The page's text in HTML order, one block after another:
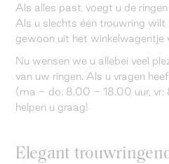
Als alles past, voegt u de
Als u slechts één trouwring wilt
gewoon uit het winkelwagentje
Nu wensen we u allebei veel
van uw ringen. Als u vragen
(ma - do: 8.00 - 18.00 uur,
helpen u graag!
Elegant